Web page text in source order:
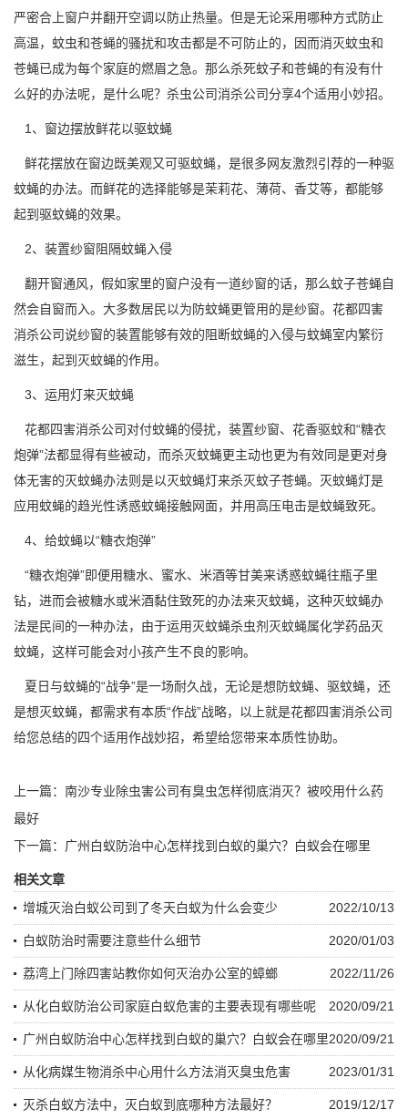
严密合上窗户并翻开空调以防止热量。但是无论采用哪种方式防止
高温，蚊虫和苍蝇的骚扰和攻击都是不可防止的，因而消灭蚊虫和
苍蝇已成为每个家庭的燃眉之急。那么杀死蚊子和苍蝇的有没有什
么好的办法呢，是什么呢？杀虫公司消杀公司分享4个适用小妙招。
1、窗边摆放鲜花以驱蚊蝇
鲜花摆放在窗边既美观又可驱蚊蝇，是很多网友激烈引荐的一种驱
蚊蝇的办法。而鲜花的选择能够是茉莉花、薄荷、香艾等，都能够
起到驱蚊蝇的效果。
2、装置纱窗阻隔蚊蝇入侵
翻开窗通风，假如家里的窗户没有一道纱窗的话，那么蚊子苍蝇自
然会自窗而入。大多数居民以为防蚊蝇更管用的是纱窗。花都四害
消杀公司说纱窗的装置能够有效的阻断蚊蝇的入侵与蚊蝇室内繁衍
滋生，起到灭蚊蝇的作用。
3、运用灯来灭蚊蝇
花都四害消杀公司对付蚊蝇的侵扰，装置纱窗、花香驱蚊和“糖衣
炮弹”法都显得有些被动，而杀灭蚊蝇更主动也更为有效同是更对身
体无害的灭蚊蝇办法则是以灭蚊蝇灯来杀灭蚊子苍蝇。灭蚊蝇灯是
应用蚊蝇的趋光性诱惑蚊蝇接触网面，并用高压电击是蚊蝇致死。
4、给蚊蝇以“糖衣炮弹”
“糖衣炮弹”即便用糖水、蜜水、米酒等甘美来诱惑蚊蝇往瓶子里
钻，进而会被糖水或米酒黏住致死的办法来灭蚊蝇，这种灭蚊蝇办
法是民间的一种办法，由于运用灭蚊蝇杀虫剂 灭蚊蝇属化学药品灭
蚊蝇，这样可能会对小孩产生不良的影响。
夏日与蚊蝇的“战争”是一场耐久战，无论是想防蚊蝇、驱蚊蝇，还
是想灭蚊蝇，都需求有本质“作战”战略，以上就是花都四害消杀公司
给您总结的四个适用作战妙招，希望给您带来本质性协助。
上一篇： 南沙专业除虫害公司有臭虫怎样彻底消灭？被咬用什么药
最好
下一篇： 广州白蚁防治中心怎样找到白蚁的巢穴？白蚁会在哪里
相关文章
2022/10/13
增城灭治白蚁公司到了冬天白蚁为什么会变少
2020/01/03
白蚁防治时需要注意些什么细节
2022/11/26
荔湾上门除四害站教你如何灭治办公室的蟑螂
2020/09/21
从化白蚁防治公司家庭白蚁危害的主要表现有哪些呢
2020/09/21
广州白蚁防治中心怎样找到白蚁的巢穴？白蚁会在哪里
2023/01/31
从化病媒生物消杀中心用什么方法消灭臭虫危害
2019/12/17
灭杀白蚁方法中，灭白蚁到底哪种方法最好？